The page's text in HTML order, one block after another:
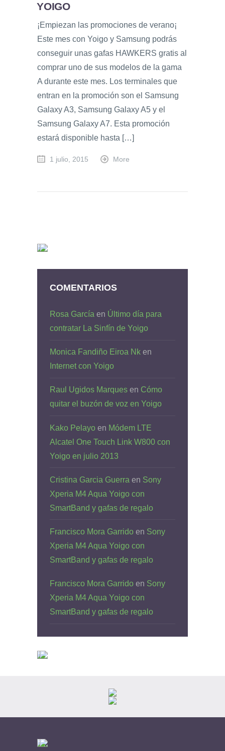
YOIGO
¡Empiezan las promociones de verano¡
Este mes con Yoigo y Samsung podrás
conseguir unas gafas HAWKERS gratis al
comprar uno de sus modelos de la gama
A durante este mes. Los terminales que
entran en la promoción son el Samsung
Galaxy A3, Samsung Galaxy A5 y el
Samsung Galaxy A7. Esta promoción
estará disponible hasta […]
1 julio, 2015 More
COMENTARIOS
Rosa García en Último día para
contratar La Sinfín de Yoigo
Monica Fandiño Eiroa Nk en
Internet con Yoigo
Raul Ugidos Marques en Cómo
quitar el buzón de voz en Yoigo
Kako Pelayo en Módem LTE
Alcatel One Touch Link W800 con
Yoigo en julio 2013
Cristina Garcia Guerra en Sony
Xperia M4 Aqua Yoigo con
SmartBand y gafas de regalo
Francisco Mora Garrido en Sony
Xperia M4 Aqua Yoigo con
SmartBand y gafas de regalo
Francisco Mora Garrido en Sony
Xperia M4 Aqua Yoigo con
SmartBand y gafas de regalo